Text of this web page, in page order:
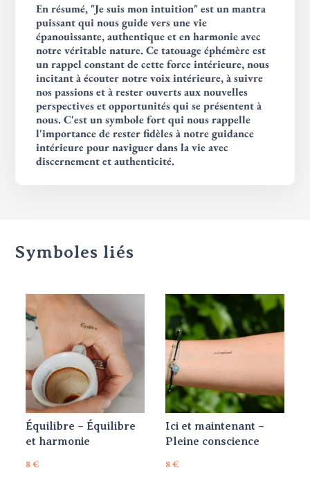
En résumé, "Je suis mon intuition" est un mantra
puissant qui nous guide vers une vie
épanouissante, authentique et en harmonie avec
notre véritable nature. Ce tatouage éphémère est
un rappel constant de cette force intérieure, nous
incitant à écouter notre voix intérieure, à suivre
nos passions et à rester ouverts aux nouvelles
perspectives et opportunités qui se présentent à
nous. C'est un symbole fort qui nous rappelle
l'importance de rester fidèles à notre guidance
intérieure pour naviguer dans la vie avec
discernement et authenticité.
Symboles liés
Équilibre – Équilibre
et harmonie
8€
Ici et maintenant –
Pleine conscience
8€